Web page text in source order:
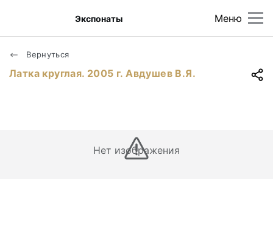
Меню
Экспонаты
Вернуться
Латка круглая. 2005 г. Авдушев В.Я.
Нет изображения